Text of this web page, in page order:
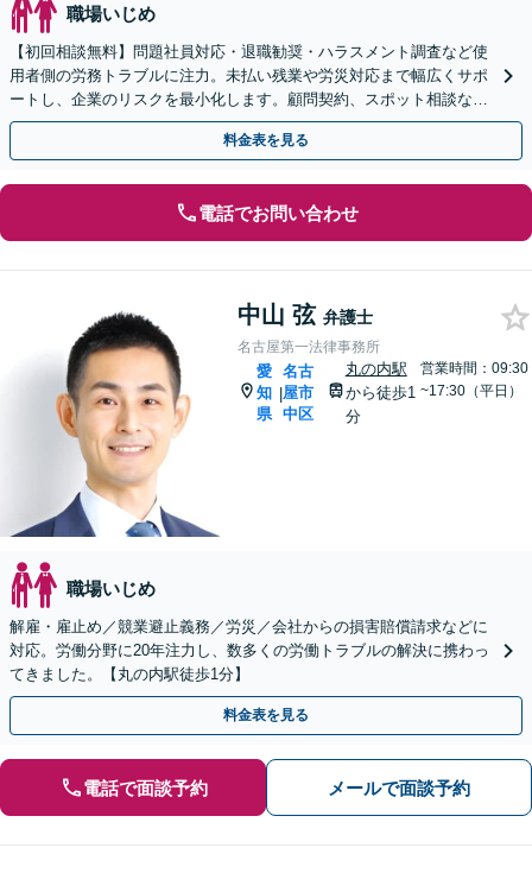
職場いじめ
【初回相談無料】問題社員対応・退職勧奨・ハラスメント調査など使
用者側の労務トラブルに注力。未払い残業や労災対応まで幅広くサポ
ートし、企業のリスクを最小化します。顧問契約、スポット相談など
柔軟に対応可能【豊橋駅10分】【夜間相談可】
料金表を見る
電話でお問い合わせ
中山 弦 弁護士
名古屋第一法律事務所
愛
知
県
|
名古
屋市
中区
丸の内駅
から徒歩1
分
営業時間：09:30
~17:30（平日）
職場いじめ
解雇・雇止め／競業避止義務／労災／会社からの損害賠償請求などに
対応。労働分野に20年注力し、数多くの労働トラブルの解決に携わっ
てきました。【丸の内駅徒歩1分】
料金表を見る
電話で面談予約 メールで面談予約